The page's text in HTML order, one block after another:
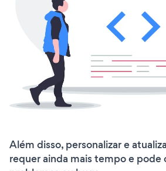
Além disso, personalizar e
requer ainda mais tempo e pode